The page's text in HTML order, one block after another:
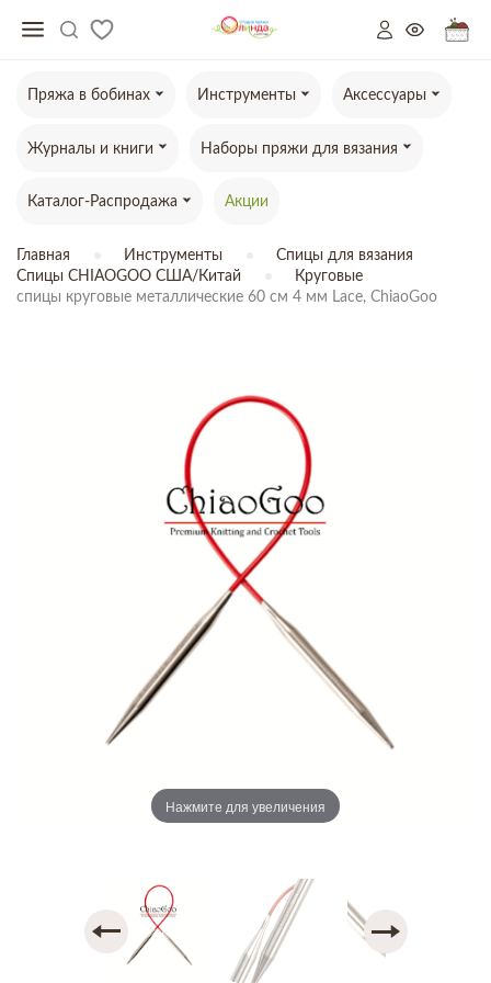
Пряжа в бобинах Инструменты Аксессуары
Журналы и книги Наборы пряжи для вязания
Каталог-Распродажа Акции
Главная Инструменты
Спицы для вязания
Спицы CHIAOGOO США/Китай
Круговые
спицы круговые металлические 60 см 4 мм Lace, ChiaoGoo
Нажмите для увеличения